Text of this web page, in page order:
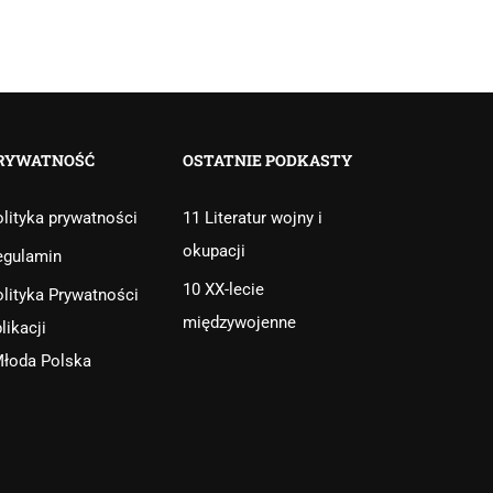
prywatności
Prywatności
OSTATNIE PODKASTY
11 Literatur wojny i
okupacji
10 XX-lecie
międzywojenne
Polska